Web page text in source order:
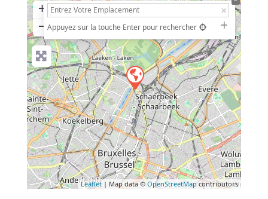
+
− Appuyez sur la touche Enter pour rechercher
Leaflet | Map data ©OpenStreetMapcontributors